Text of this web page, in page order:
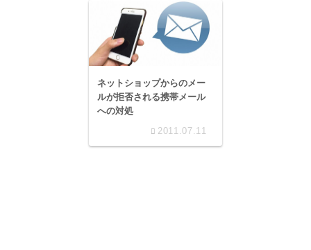
ネットショップからのメー
ルが拒否される携帯メール
への対処
2011.07.11